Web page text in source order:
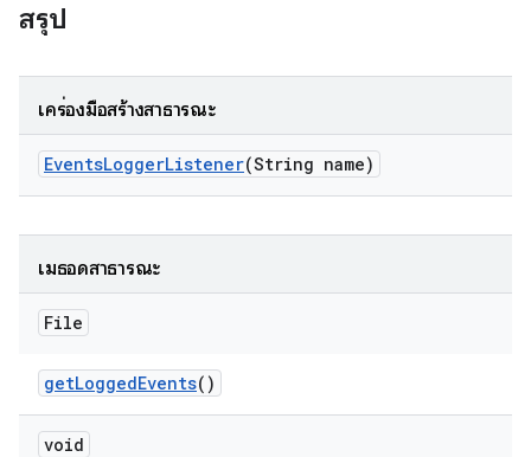
สรุป
เครื่องมือสร้างสาธารณะ
EventsLoggerListener(String name)
เมธอดสาธารณะ
File
getLoggedEvents()
void